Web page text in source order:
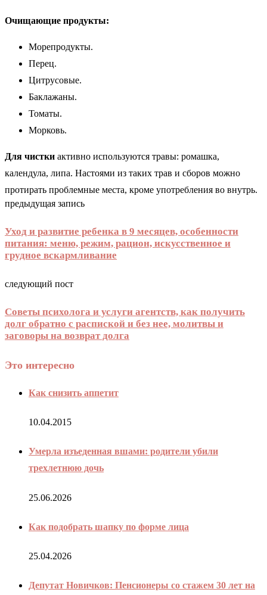
Очищающие продукты:
Морепродукты.
Перец.
Цитрусовые.
Баклажаны.
Томаты.
Морковь.
Для чистки активно используются травы: ромашка,
календула, липа. Настоями из таких трав и сборов можно
протирать проблемные места, кроме употребления во внутрь.
предыдущая запись
Уход и развитие ребенка в 9 месяцев, особенности
питания: меню, режим, рацион, искусственное и
грудное вскармливание
следующий пост
Советы психолога и услуги агентств, как получить
долг обратно с распиской и без нее, молитвы и
заговоры на возврат долга
Это интересно
Как снизить аппетит
10.04.2015
Умерла изъеденная вшами: родители убили
трехлетнюю дочь
25.06.2026
Как подобрать шапку по форме лица
25.04.2026
Депутат Новичков: Пенсионеры со стажем 30 лет на